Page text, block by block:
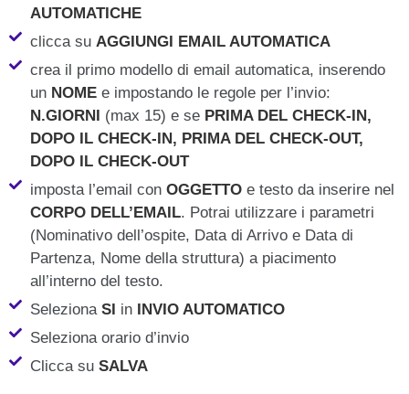
AUTOMATICHE
clicca su AGGIUNGI EMAIL AUTOMATICA
crea il primo modello di email automatica, inserendo
un NOMEe impostando le regole per l’invio:
N.GIORNI (max 15) e se PRIMA DEL CHECK-IN,
DOPO IL CHECK-IN, PRIMA DEL CHECK-OUT,
DOPO IL CHECK-OUT
imposta l’email con OGGETTOe testo da inserire nel
CORPO DELL’EMAIL. Potrai utilizzare i parametri
(Nominativo dell’ospite, Data di Arrivo e Data di
Partenza, Nome della struttura) a piacimento
all’interno del testo.
Seleziona SI in INVIO AUTOMATICO
Seleziona orario d’invio
Clicca su SALVA